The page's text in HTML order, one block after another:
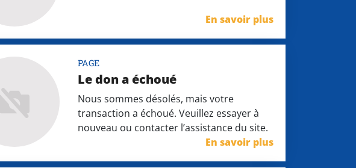
En savoir plus
PAGE
Le don a échoué
Nous sommes désolés, mais votre
transaction a échoué. Veuillez essayer à
nouveau ou contacter l’assistance du site.
En savoir plus